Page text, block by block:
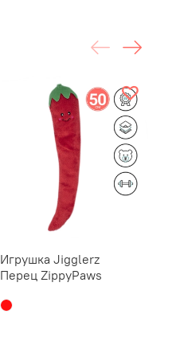
Игрушка Jigglerz
Перец ZippyPaws